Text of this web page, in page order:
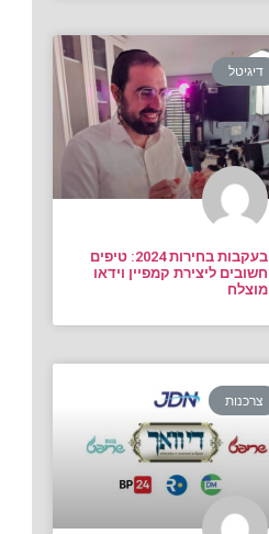
דיגיטל
בעקבות בחירות 2024: טיפים
חשובים ליצירת קמפיין וידאו
מוצלח
צרכנות